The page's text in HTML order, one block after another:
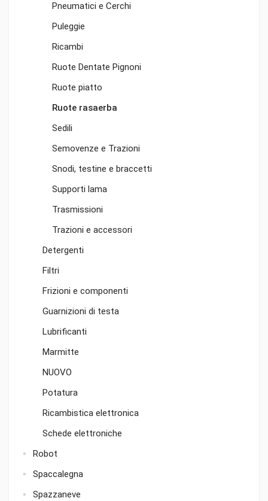
Pneumatici e Cerchi
Puleggie
Ricambi
Ruote Dentate Pignoni
Ruote piatto
Ruote rasaerba
Sedili
Semovenze e Trazioni
Snodi, testine e braccetti
Supporti lama
Trasmissioni
Trazioni e accessori
Detergenti
Filtri
Frizioni e componenti
Guarnizioni di testa
Lubrificanti
Marmitte
NUOVO
Potatura
Ricambistica elettronica
Schede elettroniche
Robot
Spaccalegna
Spazzaneve